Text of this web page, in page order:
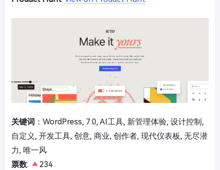
关键词 ：WordPress, 7.0, AI工具, 新管理体验, 设计控制,
自定义, 开发工具, 创意, 商业, 创作者, 现代仪表板, 无尽潜
力, 唯一风
票数:
234